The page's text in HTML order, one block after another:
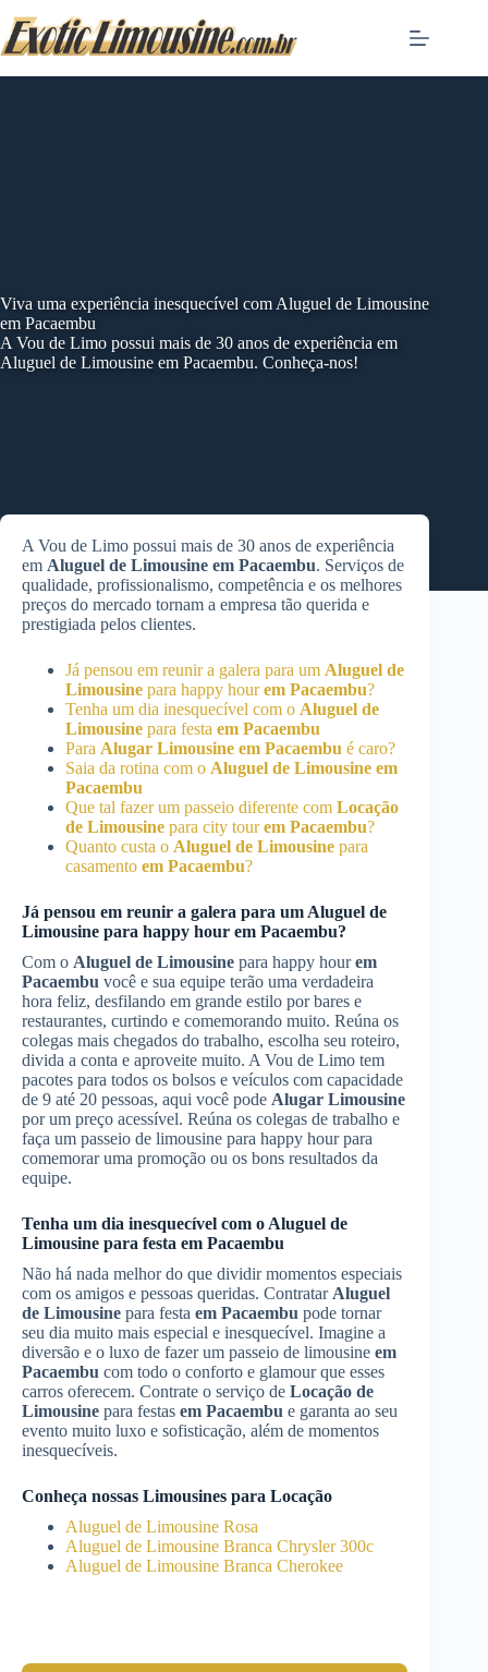
to
content
Viva uma experiência inesquecível com Aluguel de Limousine
em Pacaembu
A Vou de Limo possui mais de 30 anos de experiência em
Aluguel de Limousine em Pacaembu. Conheça-nos!
A Vou de Limo possui mais de 30 anos de experiência
em Aluguel de Limousine em Pacaembu. Serviços de
qualidade, profissionalismo, competência e os melhores
preços do mercado tornam a empresa tão querida e
prestigiada pelos clientes.
Já pensou em reunir a galera para um Aluguel de
Limousine para happy hourem Pacaembu?
Tenha um dia inesquecível com o Aluguel de
Limousine para festa em Pacaembu
Para Alugar Limousine em Pacaembu é caro?
Saia da rotina com o Aluguel de Limousine em
Pacaembu
Que tal fazer um passeio diferente com Locação
de Limousine para city tourem Pacaembu?
Quanto custa o Aluguel de Limousine para
casamento em Pacaembu?
Já pensou em reunir a galera para um Aluguel de
Limousine para happy hour em Pacaembu?
Com o Aluguel de Limousine para happy hourem
Pacaembu você e sua equipe terão uma verdadeira
hora feliz, desfilando em grande estilo por bares e
restaurantes, curtindo e comemorando muito. Reúna os
colegas mais chegados do trabalho, escolha seu roteiro,
divida a conta e aproveite muito. A Vou de Limo tem
pacotes para todos os bolsos e veículos com capacidade
de 9 até 20 pessoas, aqui você pode Alugar Limousine
por um preço acessível. Reúna os colegas de trabalho e
faça um passeio de limousine para happy hour para
comemorar uma promoção ou os bons resultados da
equipe.
Tenha um dia inesquecível com o Aluguel de
Limousine para festa em Pacaembu
Não há nada melhor do que dividir momentos especiais
com os amigos e pessoas queridas. Contratar Aluguel
de Limousine para festa em Pacaembu pode tornar
seu dia muito mais especial e inesquecível. Imagine a
diversão e o luxo de fazer um passeio de limousine em
Pacaembu com todo o conforto e glamour que esses
carros oferecem. Contrate o serviço de Locação de
Limousine para festas em Pacaembu e garanta ao seu
evento muito luxo e sofisticação, além de momentos
inesquecíveis.
Conheça nossas Limousines para Locação
Aluguel de Limousine Rosa
Aluguel de Limousine Branca Chrysler 300c
Aluguel de Limousine Branca Cherokee